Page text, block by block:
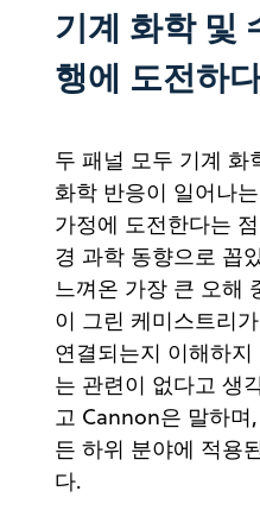
기계 화학 및
행에 도전하
두 패널 모두 기계
화학 반응이 일어나
가정에 도전한다는
경 과학 동향으로 꼽
느껴온 가장 큰 오해
이 그린 케미스트리
연결되는지 이해하
는 관련이 없다고 생
고 Cannon은 말하며
든 하위 분야에 적용
다.